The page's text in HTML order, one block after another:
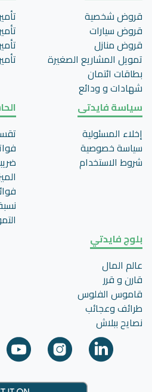
قروض شخصية
قروض سيارات
قروض منازل
تمويل المشاريع الصغيرة
بطاقات ائتمان
شهادات و ودائع
سياسة فايدتى
إخلاء المسئولية
سياسة خصوصية
شروط الاستخدام
بلوج فايدتي
عالم المال
قارن و قرر
قاموس الفلوس
طرائف وعجائب
نصايح ببلاش